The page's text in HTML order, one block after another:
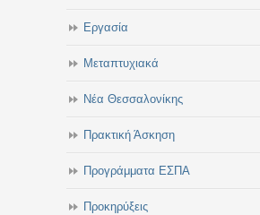
Εργασία
Μεταπτυχιακά
Νέα Θεσσαλονίκης
Πρακτική Άσκηση
Προγράμματα ΕΣΠΑ
Προκηρύξεις